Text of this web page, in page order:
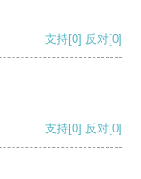
支持[0] 反对[0]
支持[0] 反对[0]